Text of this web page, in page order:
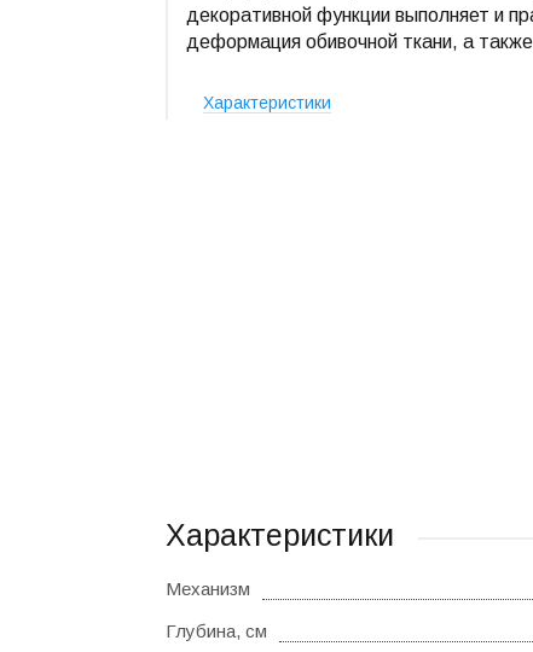
декоративной функции выполняет и
деформация обивочной ткани, а
Характеристики
Характеристики
Механизм
Глубина, см